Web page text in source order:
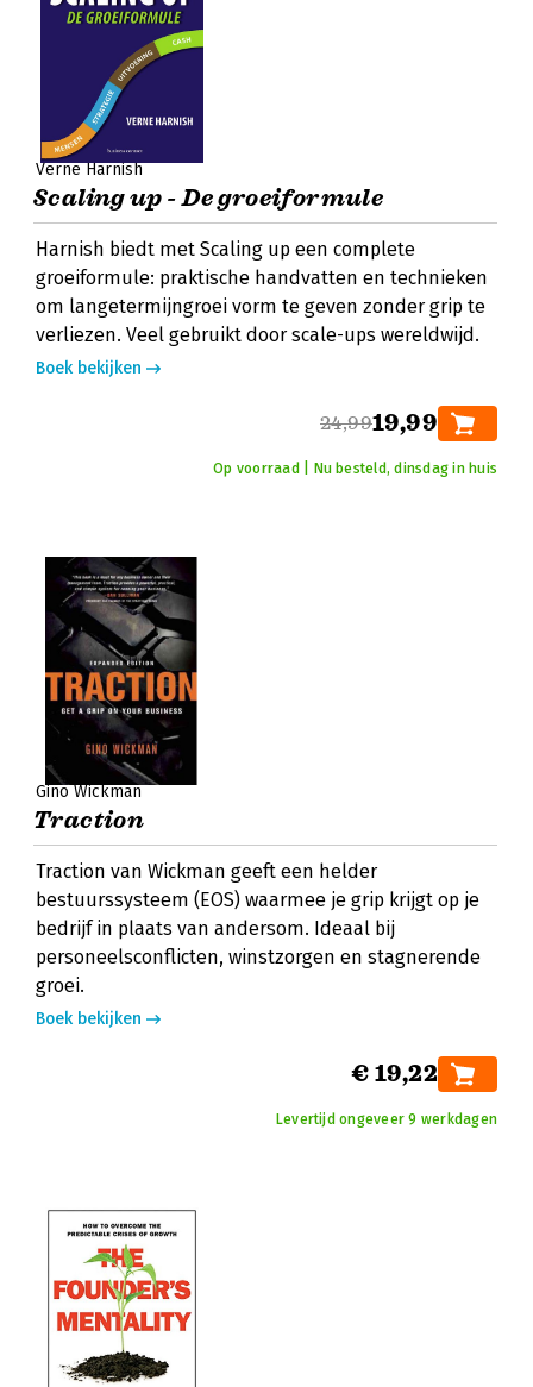
Verne Harnish
Scaling up - De groeiformule
Harnish biedt met Scaling up een complete
groeiformule: praktische handvatten en technieken
om langetermijngroei vorm te geven zonder grip te
verliezen. Veel gebruikt door scale-ups wereldwijd.
Boek bekijken
24,9919,99
Op voorraad | Nu besteld, dinsdag in huis
Gino Wickman
Traction
Traction van Wickman geeft een helder
bestuurssysteem (EOS) waarmee je grip krijgt op je
bedrijf in plaats van andersom. Ideaal bij
personeelsconflicten, winstzorgen en stagnerende
groei.
Boek bekijken
€ 19,22
Levertijd ongeveer 9 werkdagen